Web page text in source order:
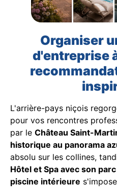
Organiser
d'entreprise
L'arrière-pays niçois
pour vos rencontres
par le Château Saint-
historique au panorama
absolu sur les collines,
Hôtel et Spa avec son
piscine intérieure